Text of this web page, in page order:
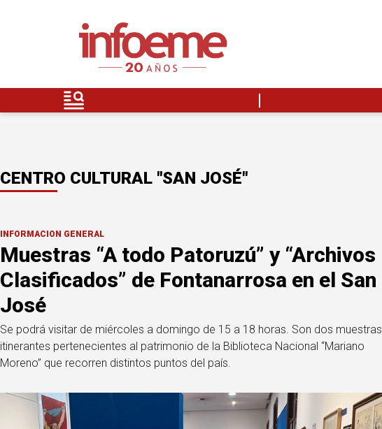
CENTRO CULTURAL "SAN JOSÉ"
INFORMACION GENERAL
Muestras “A todo Patoruzú” y “Archivos
Clasificados” de Fontanarrosa en el San
José
Se podrá visitar de miércoles a domingo de 15 a 18 horas. Son dos muestras
itinerantes pertenecientes al patrimonio de la Biblioteca Nacional “Mariano
Moreno” que recorren distintos puntos del país.